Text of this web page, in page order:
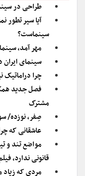
طراحی در
آیا سیر تطور
سینماست؟
مهر آمد،
سینمای
چرا
فصل جدید
مشترک
صِفر، نوزده/
عاشقانی که
مواضع تند و
قانونی ندارد،
مردی که